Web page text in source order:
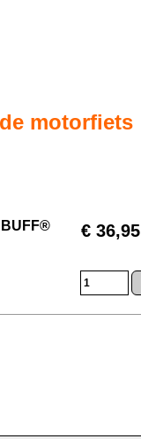
motorfiets
BUFF®
€ 36,95